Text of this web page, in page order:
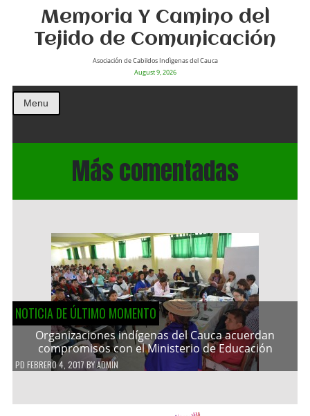
Memoria Y Camino del
Tejido de Comunicación
Asociación de Cabildos Indìgenas del Cauca
August 9, 2026
Menu
Más comentadas
NOTICIA DE ÚLTIMO MOMENTO
Organizaciones indígenas del Cauca acuerdan
compromisos con el Ministerio de Educación
PD FEBRERO 4, 2017 BYADMIN